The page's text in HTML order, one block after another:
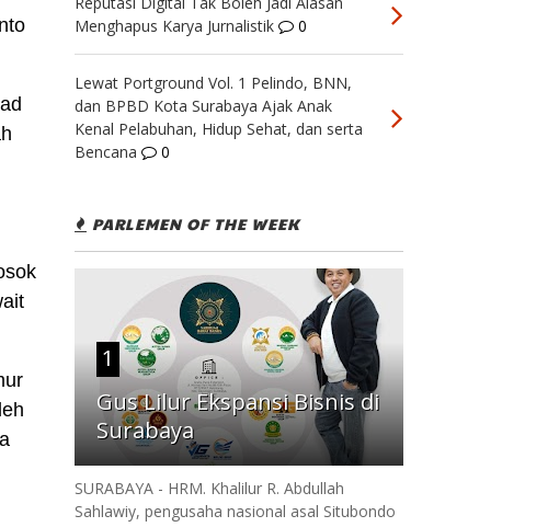
Menghapus Karya Jurnalistik
0
Lewat Portground Vol. 1 Pelindo, BNN,
dan BPBD Kota Surabaya Ajak Anak
Kenal Pelabuhan, Hidup Sehat, dan serta
Bencana
0
PARLEMEN OF THE WEEK
1
Gus Lilur Ekspansi Bisnis di
Surabaya
SURABAYA - HRM. Khalilur R. Abdullah
Sahlawiy, pengusaha nasional asal Situbondo